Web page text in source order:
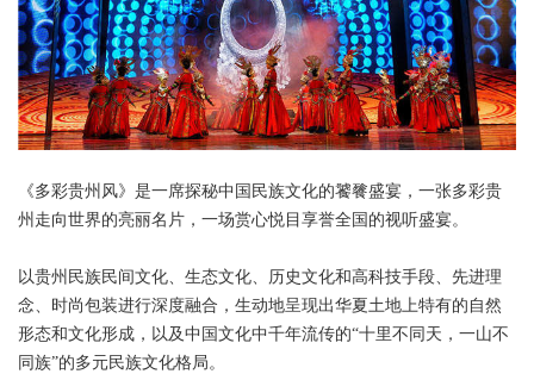
《多彩贵州风》是一席探秘中国民族文化的饕餮盛宴，一张多彩贵
州走向世界的亮丽名片，一场赏心悦目享誉全国的视听盛宴。
以贵州民族民间文化、生态文化、历史文化和高科技手段、先进理
念、时尚包装进行深度融合，生动地呈现出华夏土地上特有的自然
形态和文化形成，以及中国文化中千年流传的“十里不同天，一山不
同族”的多元民族文化格局。